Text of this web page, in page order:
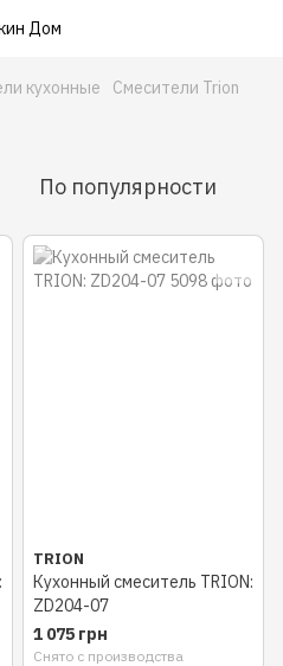
кухонные Смесители Trion
По популярности
TRION
Кухонный смеситель TRION:
ZD204-07
1 075 грн
Снято с производства